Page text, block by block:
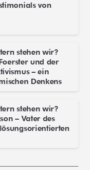
von
stehen wir?
und der
– ein
Denkens
stehen wir?
– Vater des